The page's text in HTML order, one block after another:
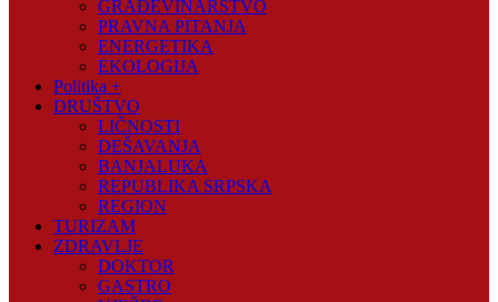
GRAĐEVINARSTVO
PRAVNA PITANJA
ENERGETIKA
EKOLOGIJA
Politika +
DRUŠTVO
LIČNOSTI
DEŠAVANJA
BANJALUKA
REPUBLIKA SRPSKA
REGION
TURIZAM
ZDRAVLJE
DOKTOR
GASTRO